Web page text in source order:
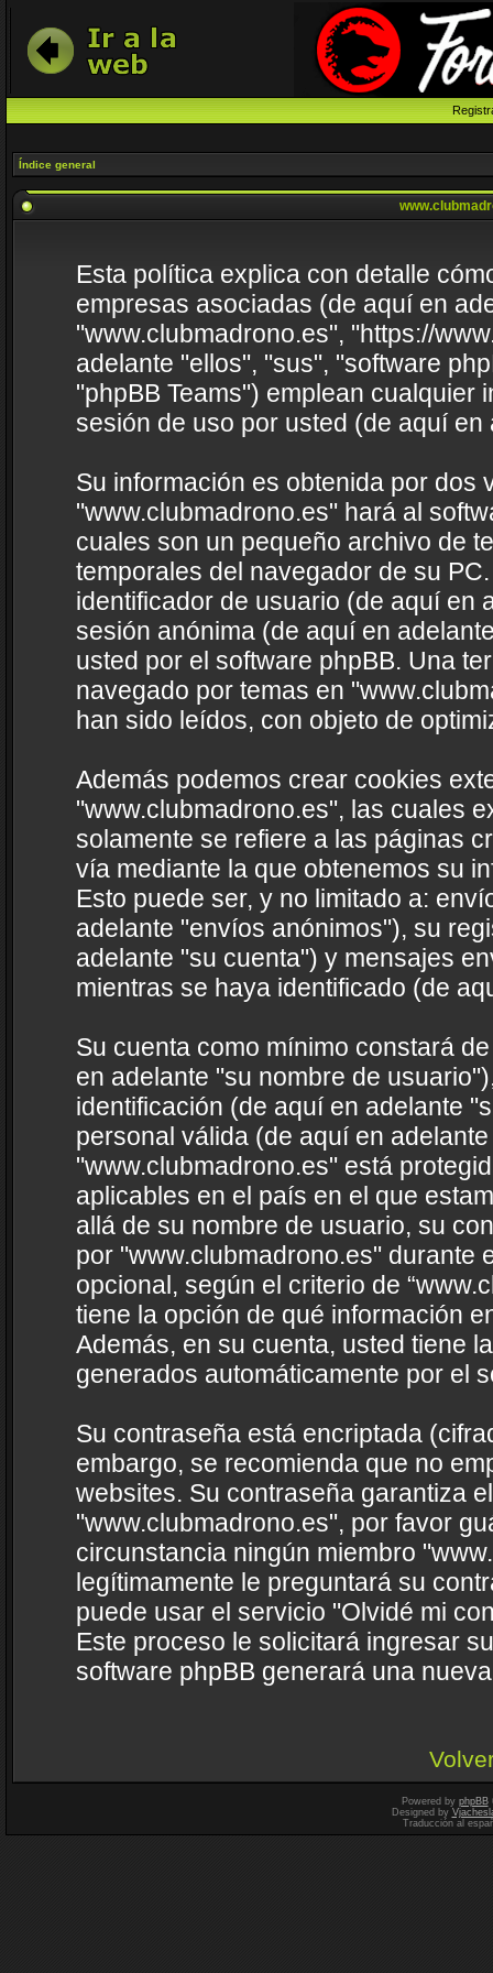
Índice general
Esta política explica con detalle
empresas asociadas (de aquí en
"www.clubmadrono.es", "https://
adelante "ellos", "sus", "software
"phpBB Teams") emplean cualquier
sesión de uso por usted (de aquí
Su información es obtenida por dos
"www.clubmadrono.es" hará al
cuales son un pequeño archivo de
temporales del navegador de su
identificador de usuario (de aquí en
sesión anónima (de aquí en
usted por el software phpBB. Una
navegado por temas en
han sido leídos, con objeto de
Además podemos crear cookies
"www.clubmadrono.es", las cuales
solamente se refiere a las páginas
vía mediante la que obtenemos su
Esto puede ser, y no limitado a:
adelante "envíos anónimos"), su
adelante "su cuenta") y mensajes
mientras se haya identificado (de
Su cuenta como mínimo constará
en adelante "su nombre de
identificación (de aquí en adelante
personal válida (de aquí en
"www.clubmadrono.es" está
aplicables en el país en el que
allá de su nombre de usuario, su
por "www.clubmadrono.es" durante
opcional, según el criterio de
tiene la opción de qué información
Además, en su cuenta, usted tiene
generados automáticamente por el
Su contraseña está encriptada
embargo, se recomienda que no
websites. Su contraseña garantiza
"www.clubmadrono.es", por favor
circunstancia ningún miembro
legítimamente le preguntará su
puede usar el servicio "Olvidé mi
Este proceso le solicitará ingresar
software phpBB generará una
Powered by phpBB
Designed by
Traducción al